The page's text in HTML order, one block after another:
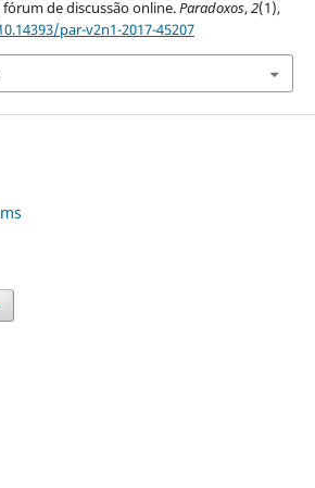
de discussão online.Paradoxos,2(1),
par-v2n1-2017-45207